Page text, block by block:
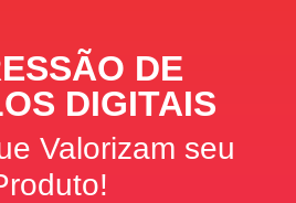
DE
DIGITAIS
Valorizam seu